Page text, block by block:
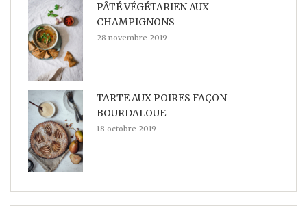
PÂTÉ VÉGÉTARIEN AUX
CHAMPIGNONS
28 novembre 2019
TARTE AUX POIRES FAÇON
BOURDALOUE
18 octobre 2019